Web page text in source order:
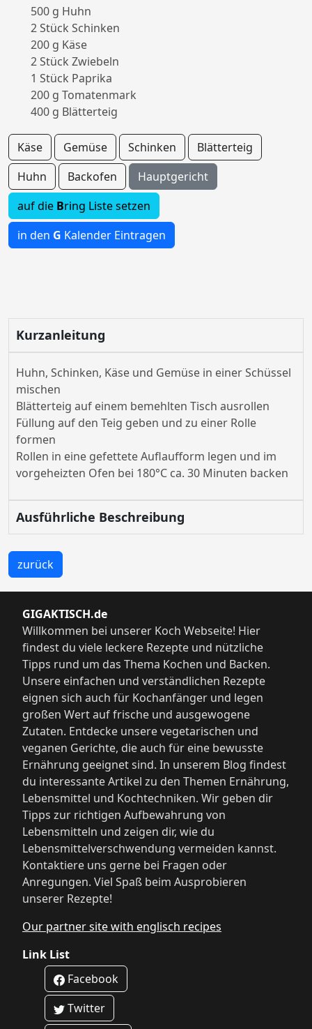
500 g Huhn
2 Stück Schinken
200 g Käse
2 Stück Zwiebeln
1 Stück Paprika
200 g Tomatenmark
400 g Blätterteig
Käse Gemüse Schinken
Blätterteig
Huhn
Backofen
Hauptgericht
auf die Bring Liste setzen
in den G Kalender Eintragen
Kurzanleitung
Huhn, Schinken, Käse und Gemüse in einer Schüssel
mischen
Blätterteig auf einem bemehlten Tisch ausrollen
Füllung auf den Teig geben und zu einer Rolle
formen
Rollen in eine gefettete Auflaufform legen und im
vorgeheizten Ofen bei 180°C ca. 30 Minuten backen
Ausführliche Beschreibung
zurück
GIGAKTISCH.de
Willkommen bei unserer Koch Webseite! Hier
findest du viele leckere Rezepte und nützliche
Tipps rund um das Thema Kochen und Backen.
Unsere einfachen und verständlichen Rezepte
eignen sich auch für Kochanfänger und legen
großen Wert auf frische und ausgewogene
Zutaten. Entdecke unsere vegetarischen und
veganen Gerichte, die auch für eine bewusste
Ernährung geeignet sind. In unserem Blog findest
du interessante Artikel zu den Themen Ernährung,
Lebensmittel und Kochtechniken. Wir geben dir
Tipps zur richtigen Aufbewahrung von
Lebensmitteln und zeigen dir, wie du
Lebensmittelverschwendung vermeiden kannst.
Kontaktiere uns gerne bei Fragen oder
Anregungen. Viel Spaß beim Ausprobieren
unserer Rezepte!
Our partner site with englisch recipes
Link List
Facebook
Twitter